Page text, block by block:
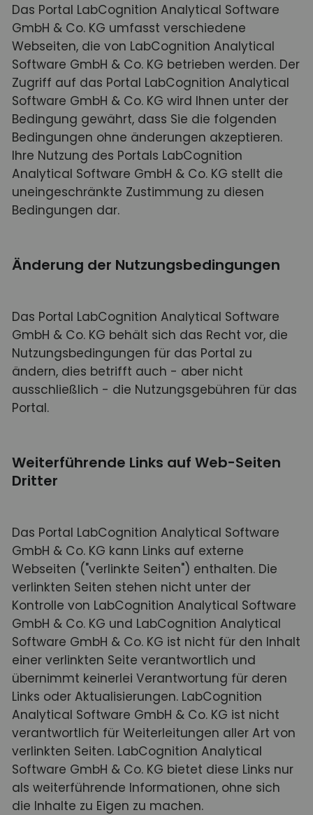
Das Portal LabCognition Analytical Software
GmbH & Co. KG umfasst verschiedene
Webseiten, die von LabCognition Analytical
Software GmbH & Co. KG betrieben werden. Der
Zugriff auf das Portal LabCognition Analytical
Software GmbH & Co. KG wird Ihnen unter der
Bedingung gewährt, dass Sie die folgenden
Bedingungen ohne änderungen akzeptieren.
Ihre Nutzung des Portals LabCognition
Analytical Software GmbH & Co. KG stellt die
uneingeschränkte Zustimmung zu diesen
Bedingungen dar.
Änderung der Nutzungsbedingungen
Das Portal LabCognition Analytical Software
GmbH & Co. KG behält sich das Recht vor, die
Nutzungsbedingungen für das Portal zu
ändern, dies betrifft auch - aber nicht
ausschließlich - die Nutzungsgebühren für das
Portal.
Weiterführende Links auf Web-Seiten
Dritter
Das Portal LabCognition Analytical Software
GmbH & Co. KG kann Links auf externe
Webseiten ("verlinkte Seiten") enthalten. Die
verlinkten Seiten stehen nicht unter der
Kontrolle von LabCognition Analytical Software
GmbH & Co. KG und LabCognition Analytical
Software GmbH & Co. KG ist nicht für den Inhalt
einer verlinkten Seite verantwortlich und
übernimmt keinerlei Verantwortung für deren
Links oder Aktualisierungen. LabCognition
Analytical Software GmbH & Co. KG ist nicht
verantwortlich für Weiterleitungen aller Art von
verlinkten Seiten. LabCognition Analytical
Software GmbH & Co. KG bietet diese Links nur
als weiterführende Informationen, ohne sich
die Inhalte zu Eigen zu machen.